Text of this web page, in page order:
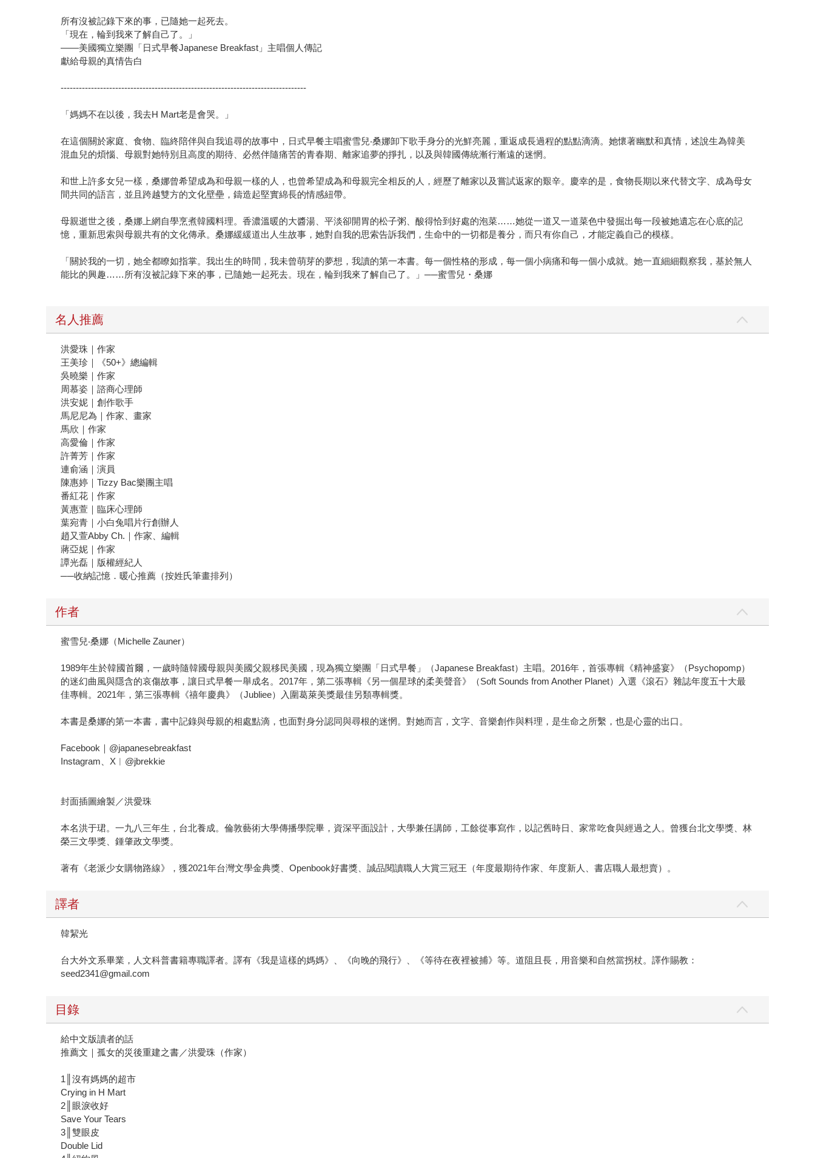
所有沒被記錄下來的事，已隨她一起死去。
「現在，輪到我來了解自己了。」
——美國獨立樂團「日式早餐Japanese Breakfast」主唱個人傳記
獻給母親的真情告白
---------------------------------------------------------------------------------
「媽媽不在以後，我去H Mart老是會哭。」
在這個關於家庭、食物、臨終陪伴與自我追尋的故事中，日式早餐主唱蜜雪兒‧桑娜卸下歌手身分的光鮮亮麗，重返成長過程的點點滴滴。她懷著幽默和真情，述說生為韓美
混血兒的煩惱、母親對她特別且高度的期待、必然伴隨痛苦的青春期、離家追夢的掙扎，以及與韓國傳統漸行漸遠的迷惘。
和世上許多女兒一樣，桑娜曾希望成為和母親一樣的人，也曾希望成為和母親完全相反的人，經歷了離家以及嘗試返家的艱辛。慶幸的是，食物長期以來代替文字、成為母女
間共同的語言，並且跨越雙方的文化壁壘，鑄造起堅實綿長的情感紐帶。
母親逝世之後，桑娜上網自學烹煮韓國料理。香濃溫暖的大醬湯、平淡卻開胃的松子粥、酸得恰到好處的泡菜……她從一道又一道菜色中發掘出每一段被她遺忘在心底的記
憶，重新思索與母親共有的文化傳承。桑娜緩緩道出人生故事，她對自我的思索告訴我們，生命中的一切都是養分，而只有你自己，才能定義自己的模樣。
「關於我的一切，她全都瞭如指掌。我出生的時間，我未曾萌芽的夢想，我讀的第一本書。每一個性格的形成，每一個小病痛和每一個小成就。她一直細細觀察我，基於無人
能比的興趣……所有沒被記錄下來的事，已隨她一起死去。現在，輪到我來了解自己了。」──蜜雪兒・桑娜
名人推薦
洪愛珠｜作家
王美珍｜《50+》總編輯
吳曉樂｜作家
周慕姿｜諮商心理師
洪安妮｜創作歌手
馬尼尼為｜作家、畫家
馬欣｜作家
高愛倫｜作家
許菁芳｜作家
連俞涵｜演員
陳惠婷｜Tizzy Bac樂團主唱
番紅花｜作家
黃惠萱｜臨床心理師
葉宛青｜小白兔唱片行創辦人
趙又萱Abby Ch.｜作家、編輯
蔣亞妮｜作家
譚光磊｜版權經紀人
──收納記憶．暖心推薦（按姓氏筆畫排列）
作者
蜜雪兒‧桑娜（Michelle Zauner）
1989年生於韓國首爾，一歲時隨韓國母親與美國父親移民美國，現為獨立樂團「日式早餐」（Japanese Breakfast）主唱。2016年，首張專輯《精神盛宴》（Psychopomp）
的迷幻曲風與隱含的哀傷故事，讓日式早餐一舉成名。2017年，第二張專輯《另一個星球的柔美聲音》（Soft Sounds from Another Planet）入選《滾石》雜誌年度五十大最
佳專輯。2021年，第三張專輯《禧年慶典》（Jubliee）入圍葛萊美獎最佳另類專輯獎。
本書是桑娜的第一本書，書中記錄與母親的相處點滴，也面對身分認同與尋根的迷惘。對她而言，文字、音樂創作與料理，是生命之所繫，也是心靈的出口。
Facebook｜@japanesebreakfast
Instagram、X︱@jbrekkie
封面插圖繪製／洪愛珠
本名洪于珺。一九八三年生，台北養成。倫敦藝術大學傳播學院畢，資深平面設計，大學兼任講師，工餘從事寫作，以記舊時日、家常吃食與經過之人。曾獲台北文學獎、林
榮三文學獎、鍾肇政文學獎。
著有《老派少女購物路線》，獲2021年台灣文學金典獎、Openbook好書獎、誠品閱讀職人大賞三冠王（年度最期待作家、年度新人、書店職人最想賣）。
譯者
韓絜光
台大外文系畢業，人文科普書籍專職譯者。譯有《我是這樣的媽媽》、《向晚的飛行》、《等待在夜裡被捕》等。道阻且長，用音樂和自然當拐杖。譯作賜教：
seed2341@gmail.com
目錄
給中文版讀者的話
推薦文｜孤女的災後重建之書／洪愛珠（作家）
1║沒有媽媽的超市
Crying in H Mart
2║眼淚收好
Save Your Tears
3║雙眼皮
Double Lid